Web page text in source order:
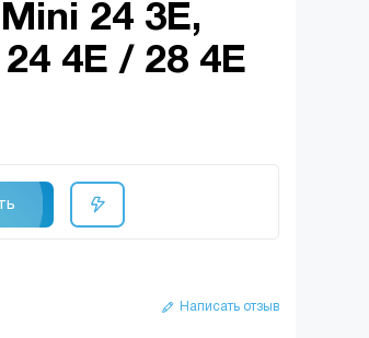
24 3E,
4E / 28 4E
Написать отзыв